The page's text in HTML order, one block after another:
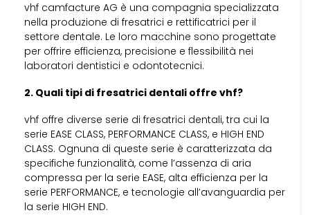
vhf camfacture AG è una compagnia specializzata
nella produzione di fresatrici e rettificatrici per il
settore dentale. Le loro macchine sono progettate
per offrire efficienza, precisione e flessibilità nei
laboratori dentistici e odontotecnici.
2. Quali tipi di fresatrici dentali offre vhf?
vhf offre diverse serie di fresatrici dentali, tra cui la
serie EASE CLASS, PERFORMANCE CLASS, e HIGH END
CLASS. Ognuna di queste serie è caratterizzata da
specifiche funzionalità, come l’assenza di aria
compressa per la serie EASE, alta efficienza per la
serie PERFORMANCE, e tecnologie all’avanguardia per
la serie HIGH END.